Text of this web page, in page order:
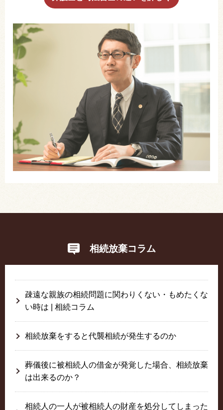
相続放棄コラム
疎遠な親族の相続問題に関わりくない・もめたくな
い時は | 相続コラム
相続放棄をすると代襲相続が発生するのか
葬儀後に被相続人の借金が発覚した場合、相続放棄
は出来るのか？
相続人の一人が被相続人の財産を処分してしまった